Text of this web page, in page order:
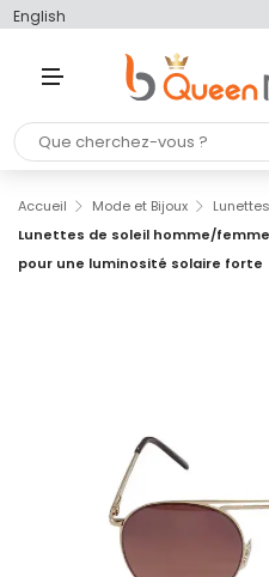
English
U
Accueil Mode et Bijoux
Lunettes de soleil homme/
pour une luminosité solaire forte